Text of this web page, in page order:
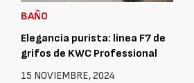
BAÑO
Elegancia purista: línea F7 de
grifos de KWC Professional
15 NOVIEMBRE, 2024